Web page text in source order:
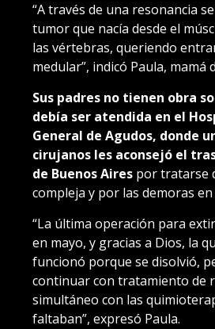
“A través de una resonancia
tumor que nacía desde el
las vértebras, queriendo
medular”, indicó Paula, mamá
Sus padres no tienen obra
debía ser atendida en el
General de Agudos, donde
cirujanos les aconsejó el
de BuenosAires por tratarse
compleja y por las demoras
“La última operación para
en mayo, y gracias a Dios, la
funcionó porque se disolvió,
continuar con tratamiento de
simultáneo con las
faltaban”, expresó Paula.